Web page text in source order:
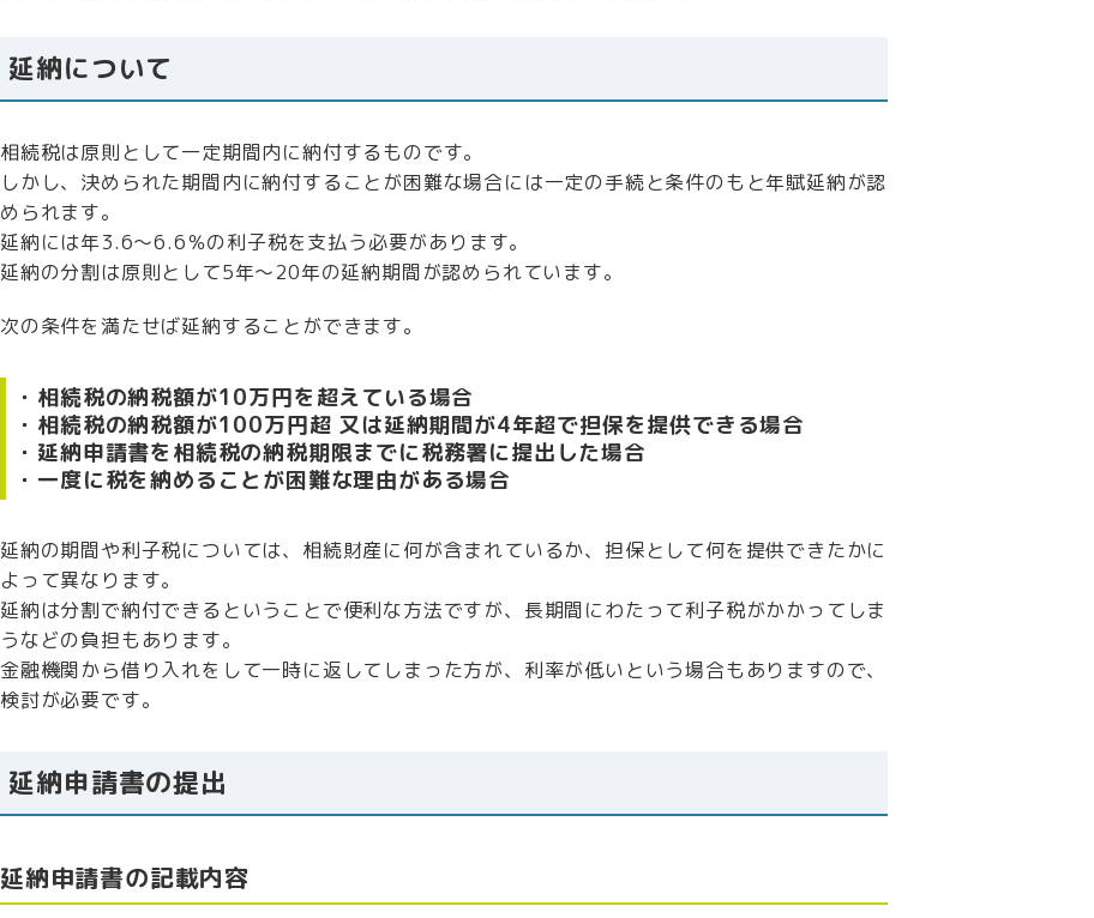
延納について
相続税は原則として一定期間内に納付するものです。
しかし、決められた期間内に納付することが困難な場合には一定の手続と条件のもと年賦延納が認
められます。
延納には年3.6～6.6％の利子税を支払う必要があります。
延納の分割は原則として5年～20年の延納期間が認められています。
次の条件を満たせば延納することができます。
・相続税の納税額が10万円を超えている場合
・相続税の納税額が100万円超 又は延納期間が4年超で担保を提供できる場合
・延納申請書を相続税の納税期限までに税務署に提出した場合
・一度に税を納めることが困難な理由がある場合
延納の期間や利子税については、相続財産に何が含まれているか、担保として何を提供できたかに
よって異なります。
延納は分割で納付できるということで便利な方法ですが、長期間にわたって利子税がかかってしま
うなどの負担もあります。
金融機関から借り入れをして一時に返してしまった方が、利率が低いという場合もありますので、
検討が必要です。
延納申請書の提出
延納申請書の記載内容